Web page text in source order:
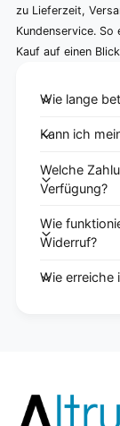
zu Lieferzeit,
Kundenservice.
Kauf auf einen
Wie lange
Kann ich
Welche
Verfügung?
Wie
Widerruf?
Wie erreiche